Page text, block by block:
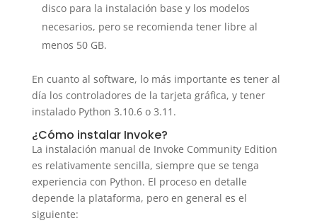
disco para la instalación base y los modelos
necesarios, pero se recomienda tener libre al
menos 50 GB.
En cuanto al software, lo más importante es tener al
día los controladores de la tarjeta gráfica, y tener
instalado Python 3.10.6 o 3.11.
¿Cómo instalar Invoke?
La instalación manual de Invoke Community Edition
es relativamente sencilla, siempre que se tenga
experiencia con Python. El proceso en detalle
depende la plataforma, pero en general es el
siguiente: